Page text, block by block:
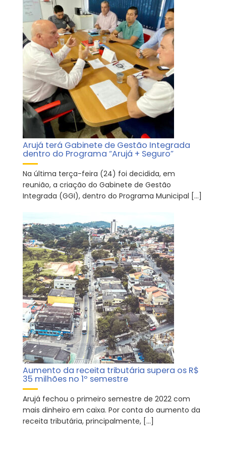
Arujá terá Gabinete de Gestão Integrada
dentro do Programa “Arujá + Seguro”
Na última terça-feira (24) foi decidida, em
reunião, a criação do Gabinete de Gestão
Integrada (GGI), dentro do Programa Municipal […]
Aumento da receita tributária supera os R$
35 milhões no 1º semestre
Arujá fechou o primeiro semestre de 2022 com
mais dinheiro em caixa. Por conta do aumento da
receita tributária, principalmente, […]